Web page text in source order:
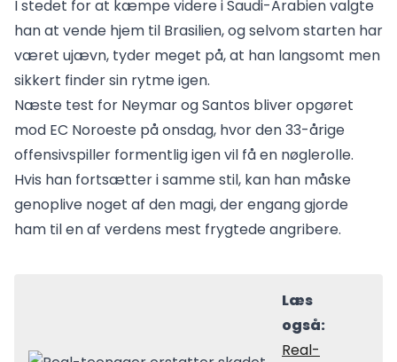
I stedet for at kæmpe videre i Saudi-Arabien valgte
han at vende hjem til Brasilien, og selvom starten har
været ujævn, tyder meget på, at han langsomt men
sikkert finder sin rytme igen.
Næste test for Neymar og Santos bliver opgøret
mod EC Noroeste på onsdag, hvor den 33-årige
offensivspiller formentlig igen vil få en nøglerolle.
Hvis han fortsætter i samme stil, kan han måske
genoplive noget af den magi, der engang gjorde
ham til en af verdens mest frygtede angribere.
Læs
også:
Real-